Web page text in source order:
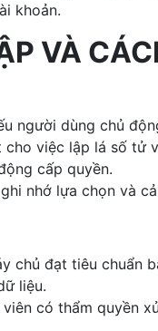
khoản.
VÀ
người dùng chủ
việc lập lá số tử
cấp quyền.
nhớ lựa chọn và
chủ đạt tiêu chuẩn
liệu.
có thẩm quyền